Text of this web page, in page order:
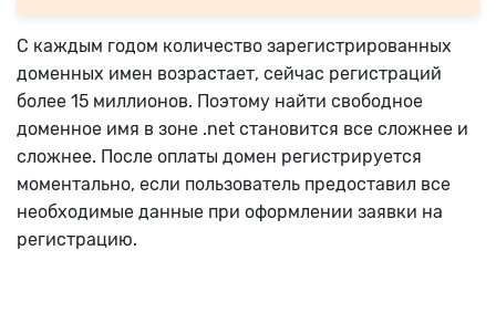
С каждым годом количество зарегистрированных
доменных имен возрастает, сейчас регистраций
более 15 миллионов. Поэтому найти свободное
доменное имя в зоне .net становится все сложнее и
сложнее. После оплаты домен регистрируется
моментально, если пользователь предоставил все
необходимые данные при оформлении заявки на
регистрацию.